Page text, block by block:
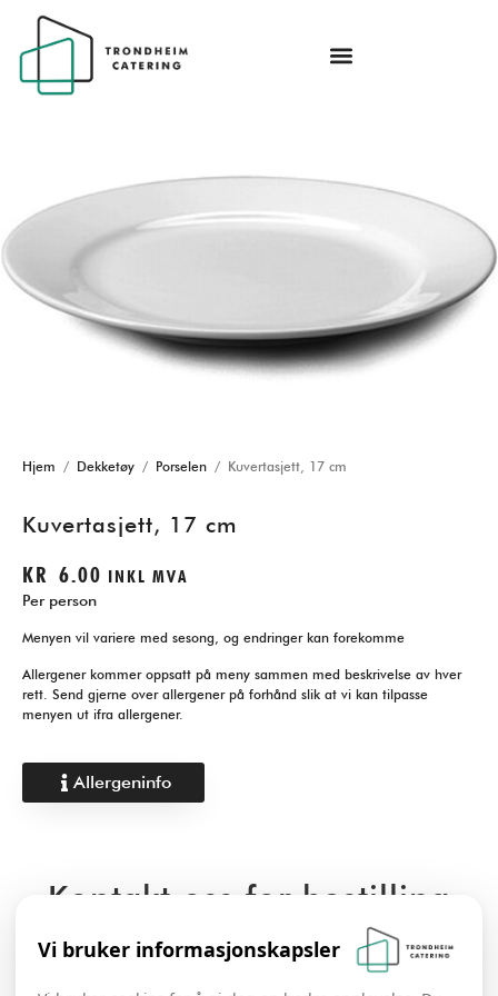
Hjem / Dekketøy / Porselen / Kuvertasjett, 17 cm
Kuvertasjett, 17 cm
KR 6.00 INKL MVA
Per person
Menyen vil variere med sesong, og endringer kan forekomme
Allergener kommer oppsatt på meny sammen med beskrivelse av hver
rett. Send gjerne over allergener på forhånd slik at vi kan tilpasse
menyen ut ifra allergener.
Allergeninfo
Kontakt oss for bestilling
Vi bruker informasjonskapsler